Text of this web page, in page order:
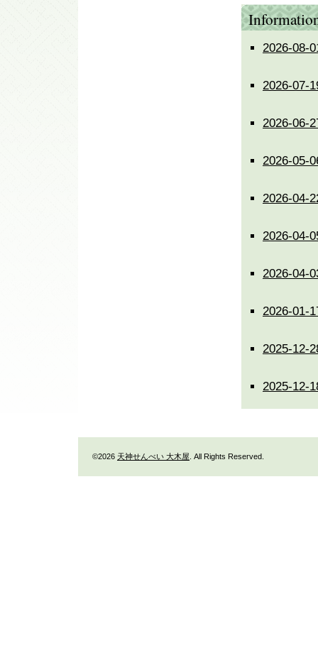
2026-08-
2026-07-
2026-06-
2026-05-
2026-04-
2026-04-
2026-04-
2026-01-
2025-12-
2025-12-
©2026 天神せんべい 大木屋 . All Rights Reserved.